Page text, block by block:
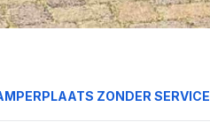
ZONDER